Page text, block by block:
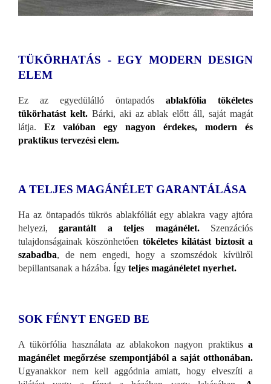
TÜKÖRHATÁS - EGY MODERN DESIGN
ELEM
Ez az egyedülálló öntapadós ablakfólia tökéletes
tükörhatást kelt.Bárki, aki az ablak előtt áll, saját magát
látja. Ez valóban egy nagyon érdekes, modern és
praktikus tervezési elem.
A TELJES MAGÁNÉLET GARANTÁLÁSA
Ha az öntapadós tükrös ablakfóliát egy ablakra vagy ajtóra
helyezi,garantált a teljes magánélet.Szenzációs
tulajdonságainak köszönhetően tökéletes kilátást biztosít a
szabadba, de nem engedi, hogy a szomszédok kívülről
bepillantsanak a házába. Így teljes magánéletet nyerhet.
SOK FÉNYT ENGED BE
A tükörfólia használata az ablakokon nagyon praktikus a
magánélet megőrzése szempontjából a saját otthonában.
Ugyanakkor nem kell aggódnia amiatt, hogy elveszíti a